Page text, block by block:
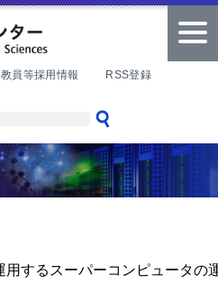
教員等採用情報
RSS登録